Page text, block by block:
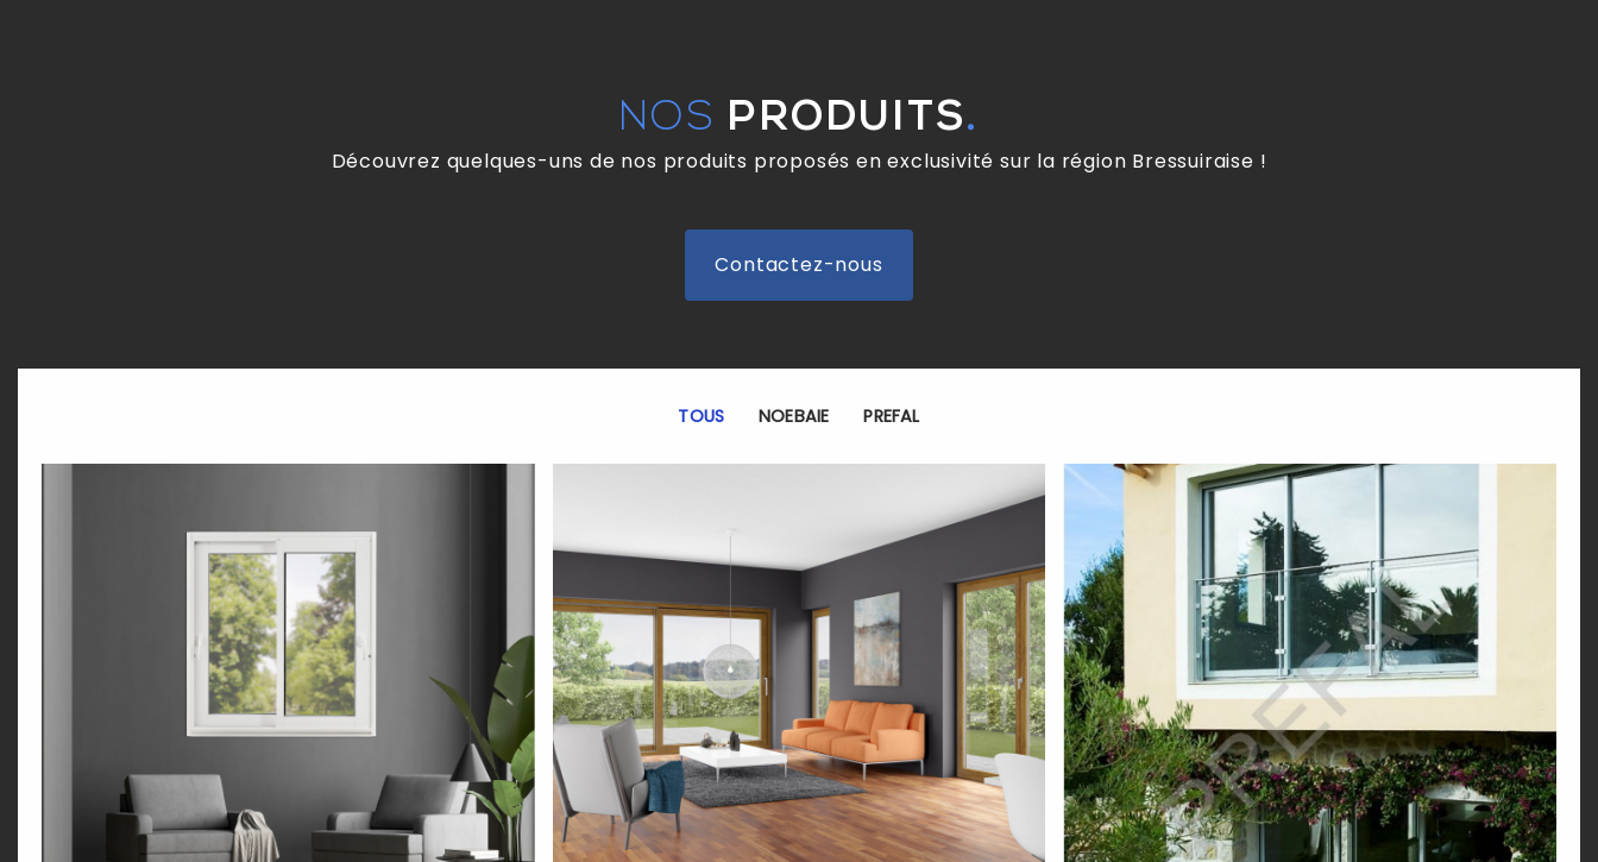
NOS PRODUITS.
Découvrez quelques-uns de nos produits proposés en exclusivité sur la région Bressuiraise !
Contactez-nous
TOUS NOEBAIE PREFAL